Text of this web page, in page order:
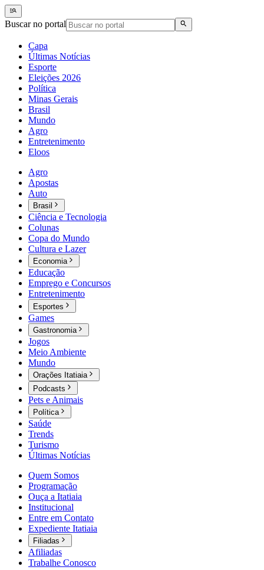
Buscar no portal
Capa
Últimas Notícias
Esporte
Eleições 2026
Política
Minas Gerais
Brasil
Mundo
Agro
Entretenimento
Eloos
Agro
Apostas
Auto
Brasil
Ciência e Tecnologia
Colunas
Copa do Mundo
Cultura e Lazer
Economia
Educação
Emprego e Concursos
Entretenimento
Esportes
Games
Gastronomia
Jogos
Meio Ambiente
Mundo
Orações Itatiaia
Podcasts
Pets e Animais
Política
Saúde
Trends
Turismo
Últimas Notícias
Quem Somos
Programação
Ouça a Itatiaia
Institucional
Entre em Contato
Expediente Itatiaia
Filiadas
Afiliadas
Trabalhe Conosco